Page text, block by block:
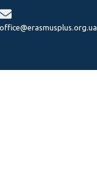
office@erasmusplus.org.ua